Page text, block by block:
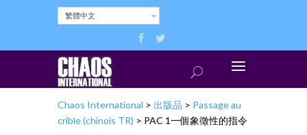
繁體中文
Chaos International > 出版品 > Passage au
crible (chinois TR) > PAC 1一個象徵性的指令